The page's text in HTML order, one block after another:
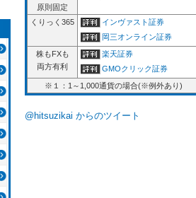
原則固定
くりっく365
インヴァスト証券
岡三オンライン証券
株もFXも
両方有利
楽天証券
GMOクリック証券
※１：1～1,000通貨の場合(※例外あり)
@hitsuzikai からのツイート